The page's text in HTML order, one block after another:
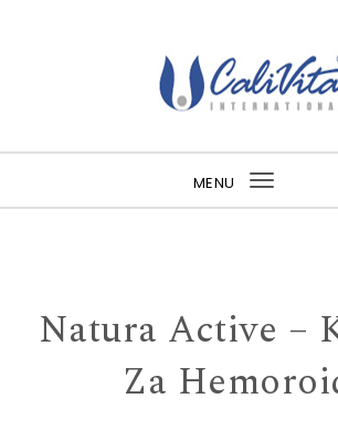
MENU
Toggle
Natura Active –
Za